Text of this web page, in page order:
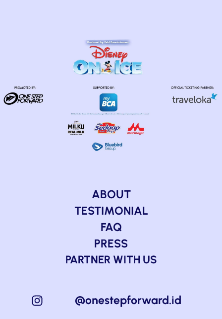
ABOUT
TESTIMONIAL
FAQ
PRESS
PARTNER WITH US
@onestepforward.id